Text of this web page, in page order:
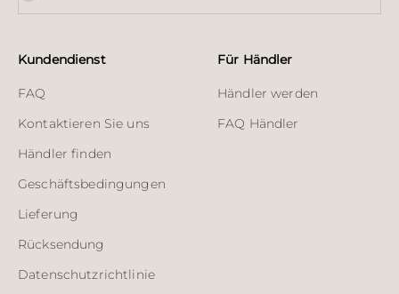
Kundendienst
FAQ
Kontaktieren Sie uns
Händler finden
Geschäftsbedingungen
Lieferung
Rücksendung
Datenschutzrichtlinie
Für Händler
Händler werden
FAQ Händler